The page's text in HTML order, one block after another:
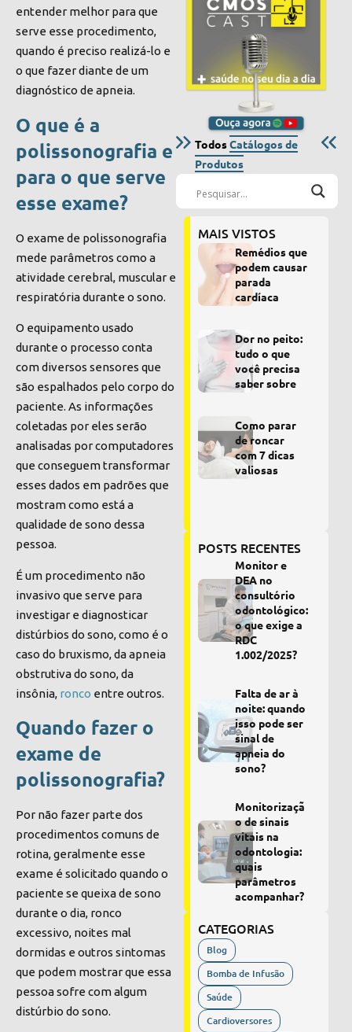
entender melhor para que
serve esse procedimento,
quando é preciso realizá-lo e
o que fazer diante de um
diagnóstico de apneia.
O que é a
polissonografia e
para o que serve
esse exame?
O exame de polissonografia
mede parâmetros como a
atividade cerebral, muscular e
respiratória durante o sono.
O equipamento usado
durante o processo conta
com diversos sensores que
são espalhados pelo corpo do
paciente. As informações
coletadas por eles serão
analisadas por computadores
que conseguem transformar
esses dados em padrões que
mostram como está a
qualidade de sono dessa
pessoa.
É um procedimento não
invasivo que serve para
investigar e diagnosticar
distúrbios do sono, como é o
caso do bruxismo, daapneia
obstrutiva do sono, da
insônia, ronco entre outros.
Quando fazer o
exame de
polissonografia?
Por não fazer parte dos
procedimentos comuns de
rotina, geralmente esse
exame é solicitado quando o
paciente se queixa de sono
durante o dia, ronco
excessivo, noites mal
dormidas e outros sintomas
que podem mostrar que essa
pessoa sofre com algum
distúrbio do sono.
TodosCatálogos de
Produtos
MAIS VISTOS
Remédios que
podem causar
parada
cardíaca
Dor no peito:
tudo o que
você precisa
saber sobre
Como parar
de roncar
com 7 dicas
valiosas
POSTS RECENTES
Monitor e
DEA no
consultório
odontológico:
o que exige a
RDC
1.002/2025?
Falta de ar à
noite: quando
isso pode ser
sinal de
apneia do
sono?
Monitorizaçã
o de sinais
vitais na
odontologia:
quais
parâmetros
acompanhar?
CATEGORIAS
Blog
Bomba de Infusão
Saúde
Cardioversores